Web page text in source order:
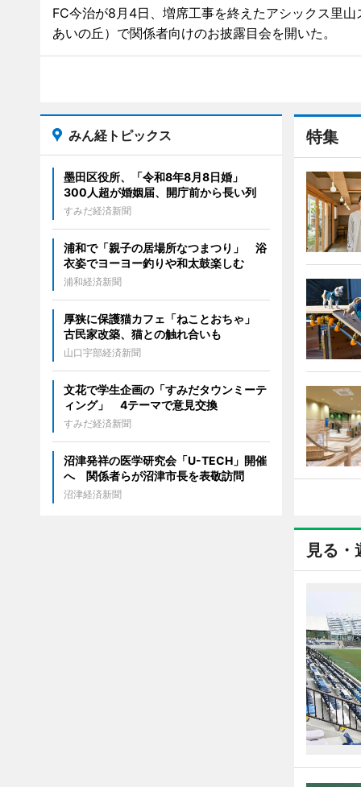
FC今治が8月4日、増席工事を終えたアシックス里
あいの丘）で関係者向けのお披露目会を開いた。
特集
見る・
みん経トピックス
墨田区役所、「令和8年8月8日婚」
300人超が婚姻届、開庁前から長い列
すみだ経済新聞
浦和で「親子の居場所なつまつり」 浴
衣姿でヨーヨー釣りや和太鼓楽しむ
浦和経済新聞
厚狭に保護猫カフェ「ねことおちゃ」
古民家改築、猫との触れ合いも
山口宇部経済新聞
文花で学生企画の「すみだタウンミーテ
ィング」 4テーマで意見交換
すみだ経済新聞
沼津発祥の医学研究会「U-TECH」開催
へ 関係者らが沼津市長を表敬訪問
沼津経済新聞